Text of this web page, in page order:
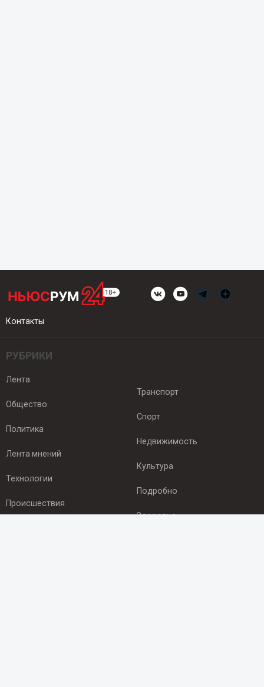
Контакты
РУБРИКИ
Лента
Общество
Политика
Лента мнений
Технологии
Происшествия
Транспорт
Спорт
Недвижимость
Культура
Подробно
Здоровье